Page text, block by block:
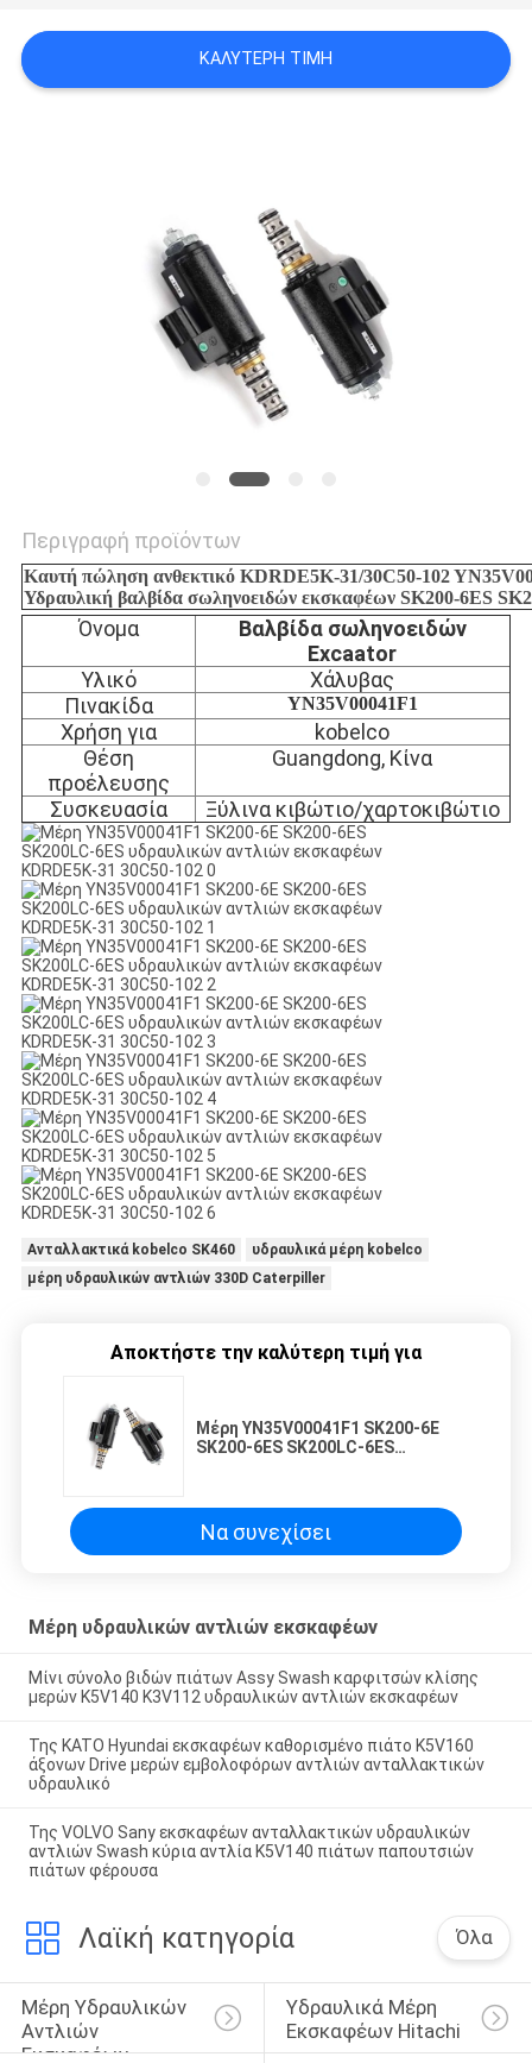
SITEMAP
ΚΑΛΎΤΕΡΗ ΤΙΜΉ
Περιγραφή προϊόντων
Καυτή πώληση ανθεκτικό KDRDE5K-31/30C50-102
Υδραυλική βαλβίδα σωληνοειδών εκσκαφέων SK200-6ES
Όνομα
Βαλβίδα σωληνοειδών
Excaator
Υλικό
Χάλυβας
Πινακίδα
YN35V00041F1
Χρήση για
kobelco
Θέση
προέλευσης
Guangdong, Κίνα
Συσκευασία Ξύλινα κιβώτιο/χαρτοκιβώτιο
Ανταλλακτικά kobelco SK460
υδραυλικά μέρη kobelco
μέρη υδραυλικών αντλιών 330D Caterpiller
Αποκτήστε την καλύτερη τιμή για
Μέρη YN35V00041F1 SK200-6E
SK200-6ES SK200LC-6ES
Να συνεχίσει
Μέρη υδραυλικών αντλιών εκσκαφέων
Μίνι σύνολο βιδών πιάτων Assy Swash καρφιτσών κλίσης
μερών K5V140 K3V112 υδραυλικών αντλιών εκσκαφέων
Της KATO Hyundai εκσκαφέων καθορισμένο πιάτο K5V160
άξονων Drive μερών εμβολοφόρων αντλιών ανταλλακτικών
υδραυλικό
Της VOLVO Sany εκσκαφέων ανταλλακτικών υδραυλικών
αντλιών Swash κύρια αντλία K5V140 πιάτων παπουτσιών
πιάτων φέρουσα
Λαϊκή κατηγορία Όλα
Μέρη Υδραυλικών
Αντλιών
Εκσκαφέων
Υδραυλικά Μέρη
Εκσκαφέων Hitachi